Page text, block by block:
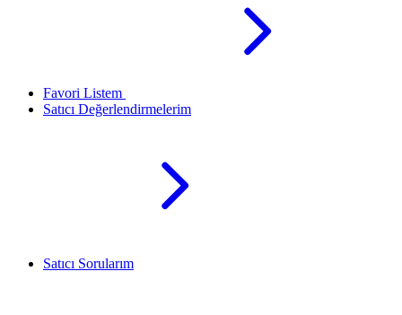
Favori Listem
Satıcı Değerlendirmelerim
Satıcı Sorularım